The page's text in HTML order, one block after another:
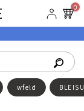
0
wfeld